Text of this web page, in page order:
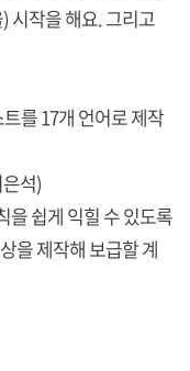
시작을 해요. 그리고
를 17개 언어로 제작
석)
을 쉽게 익힐 수 있도록
을 제작해 보급할 계